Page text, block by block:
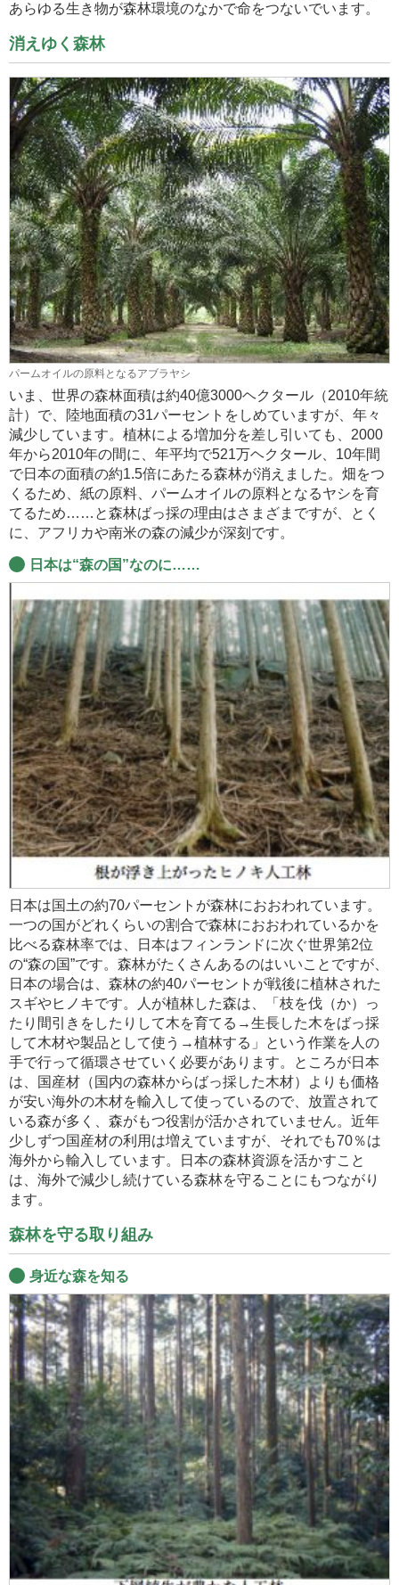
あらゆる生き物が森林環境のなかで命をつないでいます。
消えゆく森林
パームオイルの原料となるアブラヤシ
いま、世界の森林面積は約40億3000ヘクタール（2010年統
計）で、陸地面積の31パーセントをしめていますが、年々
減少しています。植林による増加分を差し引いても、2000
年から2010年の間に、年平均で521万ヘクタール、10年間
で日本の面積の約1.5倍にあたる森林が消えました。畑をつ
くるため、紙の原料、パームオイルの原料となるヤシを育
てるため……と森林ばっ採の理由はさまざまですが、とく
に、アフリカや南米の森の減少が深刻です。
日本は“森の国”なのに……
日本は国土の約70パーセントが森林におおわれています。
一つの国がどれくらいの割合で森林におおわれているかを
比べる森林率では、日本はフィンランドに次ぐ世界第2位
の“森の国”です。森林がたくさんあるのはいいことですが、
日本の場合は、森林の約40パーセントが戦後に植林された
スギやヒノキです。人が植林した森は、「枝を伐（か）っ
たり間引きをしたりして木を育てる→生長した木をばっ採
して木材や製品として使う→植林する」という作業を人の
手で行って循環させていく必要があります。ところが日本
は、国産材（国内の森林からばっ採した木材）よりも価格
が安い海外の木材を輸入して使っているので、放置されて
いる森が多く、森がもつ役割が活かされていません。近年
少しずつ国産材の利用は増えていますが、それでも70％は
海外から輸入しています。日本の森林資源を活かすこと
は、海外で減少し続けている森林を守ることにもつながり
ます。
森林を守る取り組み
身近な森を知る